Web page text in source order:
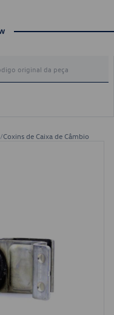
/Coxins de Caixa de Câmbio